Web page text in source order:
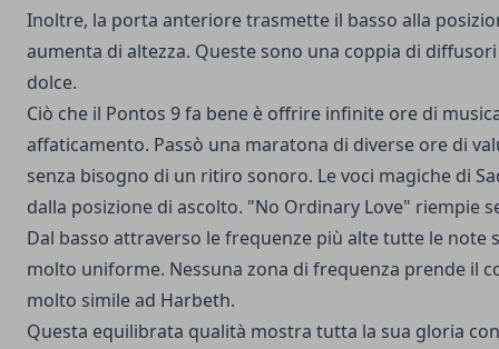
Inoltre, la porta anteriore trasmette il basso alla
aumenta di altezza. Queste sono una coppia di
dolce.
Ciò che il Pontos 9 fa bene è offrire infinite ore di
affaticamento. Passò una maratona di diverse ore di
senza bisogno di un ritiro sonoro. Le voci magiche di
dalla posizione di ascolto. "No Ordinary Love" riempie
Dal basso attraverso le frequenze più alte tutte le note
molto uniforme. Nessuna zona di frequenza prende il
molto simile ad Harbeth.
Questa equilibrata qualità mostra tutta la sua gloria